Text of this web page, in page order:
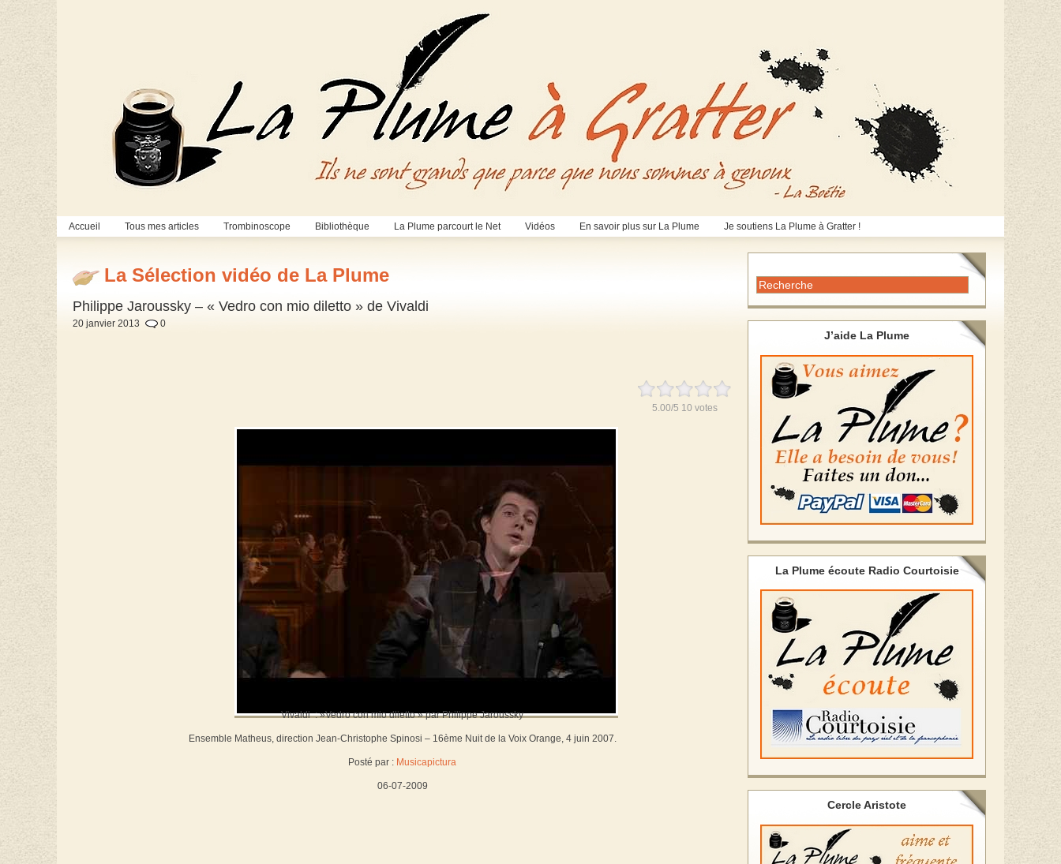
Accueil Tous mes articles Trombinoscope Bibliothèque La Plume parcourt le Net Vidéos En savoir plus sur La Plume Je soutiens La Plume à Gratter !
La Sélection vidéo de La Plume
Philippe Jaroussky – « Vedro con mio diletto » de Vivaldi
20 janvier 2013 0
5.00/5 10 votes
Vivaldi : »Vedro con mio dlietto » par Philippe Jaroussky
Ensemble Matheus, direction Jean-Christophe Spinosi – 16ème Nuit de la Voix Orange, 4 juin 2007.
Posté par : Musicapictura
06-07-2009
J’aide La Plume
La Plume écoute Radio Courtoisie
Cercle Aristote